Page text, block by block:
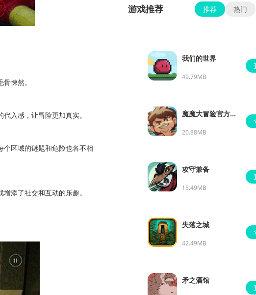
悚然。
入感，让冒险更加真实。
区域的谜题和危险也各不相
添了社交和互动的乐趣。
游戏推荐 推荐 热门
我们的世界
49.79MB
魔魔大冒险官方正
版
20.88MB
攻守兼备
15.49MB
失落之城
42.49MB
矛之酒馆